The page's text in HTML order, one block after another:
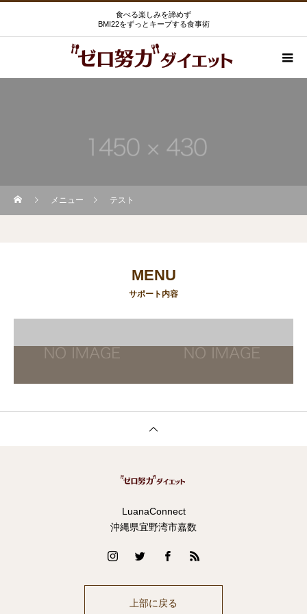
食べる楽しみを諦めず
BMI22をずっとキープする食事術
メニュー テスト
MENU
サポート内容
LuanaConnect
沖縄県宜野湾市嘉数
上部に戻る